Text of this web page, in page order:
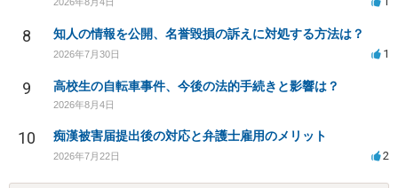
8 知人の情報を公開、名誉毀損の訴えに対処する方法は？
2026年7月30日 1
9 高校生の自転車事件、今後の法的手続きと影響は？
2026年8月4日
10 痴漢被害届提出後の対応と弁護士雇用のメリット
2026年7月22日 2